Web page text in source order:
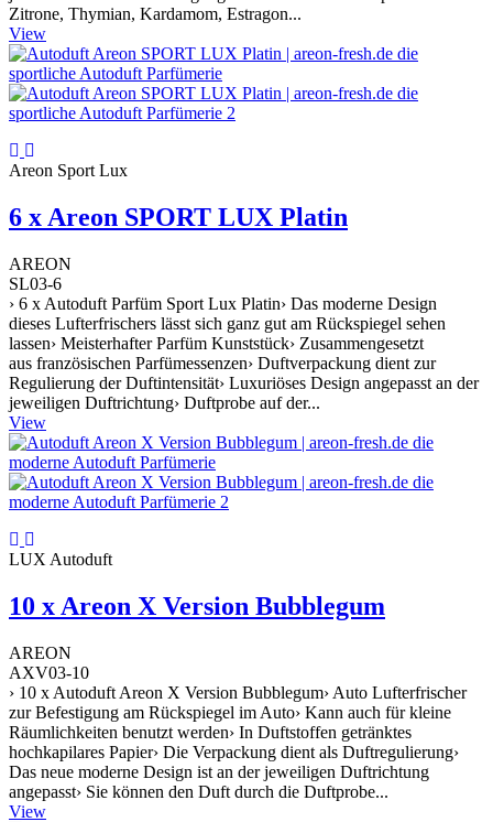
Zitrone, Thymian, Kardamom, Estragon...
View
Areon Sport Lux
6 x Areon SPORT LUX Platin
AREON
SL03-6
› 6 x Autoduft Parfüm Sport Lux Platin› Das moderne Design
dieses Lufterfrischers lässt sich ganz gut am Rückspiegel sehen
lassen› Meisterhafter Parfüm Kunststück› Zusammengesetzt
aus französischen Parfümessenzen› Duftverpackung dient zur
Regulierung der Duftintensität› Luxuriöses Design angepasst an der
jeweiligen Duftrichtung› Duftprobe auf der...
View
LUX Autoduft
10 x Areon X Version Bubblegum
AREON
AXV03-10
› 10 x Autoduft Areon X Version Bubblegum› Auto Lufterfrischer
zur Befestigung am Rückspiegel im Auto› Kann auch für kleine
Räumlichkeiten benutzt werden› In Duftstoffen getränktes
hochkapilares Papier› Die Verpackung dient als Duftregulierung›
Das neue moderne Design ist an der jeweiligen Duftrichtung
angepasst› Sie können den Duft durch die Duftprobe...
View